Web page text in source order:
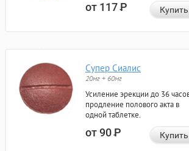
от 117Р Купить
Супер Сиалис
20мг + 60мг
Усиление эрекции до 36
продление полового акта в
одной таблетке.
от 90Р Купить